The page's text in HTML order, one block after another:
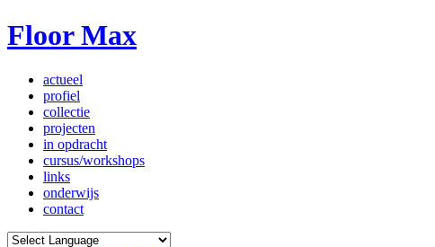
Floor Max
actueel
profiel
collectie
projecten
in opdracht
cursus/workshops
links
onderwijs
contact